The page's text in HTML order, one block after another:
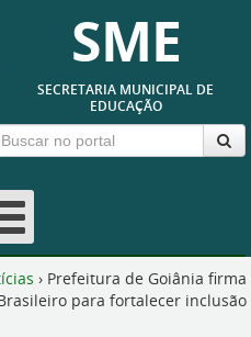
SME
SECRETARIA MUNICIPAL DE
EDUCAÇÃO
› Prefeitura de Goiânia firma
para fortalecer inclusão